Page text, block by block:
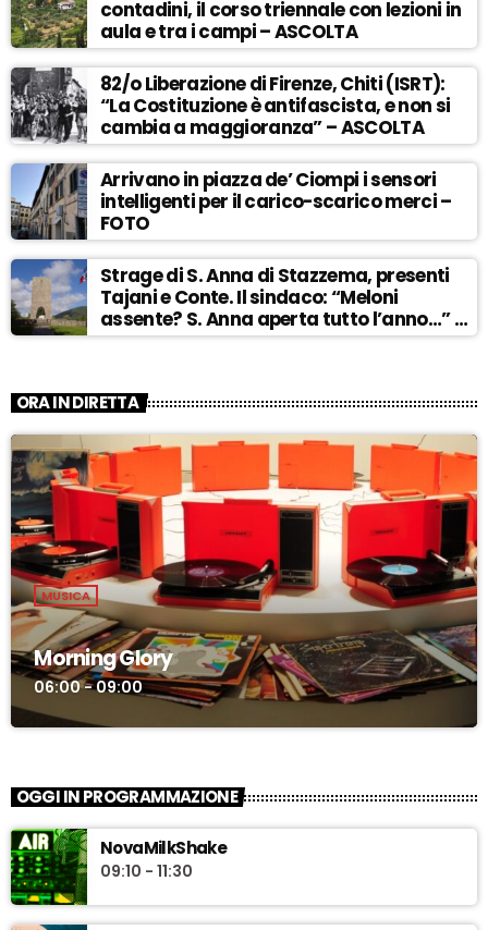
contadini, il corso triennale con lezioni in
aula e tra i campi – ASCOLTA
82/o Liberazione di Firenze, Chiti (ISRT):
“La Costituzione è antifascista, e non si
cambia a maggioranza” – ASCOLTA
Arrivano in piazza de’ Ciompi i sensori
intelligenti per il carico-scarico merci –
FOTO
Strage di S. Anna di Stazzema, presenti
Tajani e Conte. Il sindaco: “Meloni
assente? S. Anna aperta tutto l’anno…” –
ASCOLTA
ORA IN DIRETTA
MUSICA
Morning Glory
06:00 - 09:00
OGGI IN PROGRAMMAZIONE
NovaMilkShake
09:10 - 11:30